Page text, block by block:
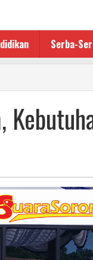
Serba-